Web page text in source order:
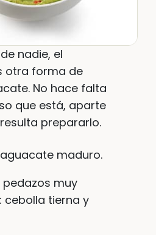
nadie, el
otra forma de
No hace falta
que está, aparte
prepararlo.
maduro.
pedazos muy
cebolla tierna y